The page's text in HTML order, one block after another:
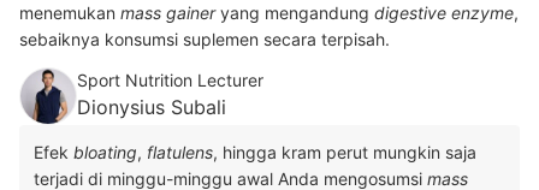
menemukan mass gaineryang mengandung digestive enzyme,
sebaiknya konsumsi suplemen secara terpisah.
Sport Nutrition Lecturer
Dionysius Subali
Efek bloating, flatulens, hingga kram perut mungkin saja
terjadi di minggu-minggu awal Anda mengosumsi mass